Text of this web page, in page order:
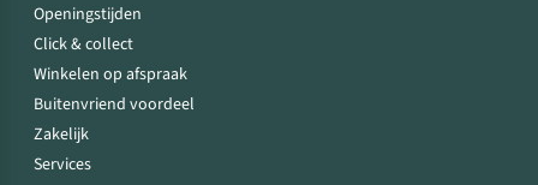
Openingstijden
Click & collect
Winkelen op afspraak
Buitenvriend voordeel
Zakelijk
Services